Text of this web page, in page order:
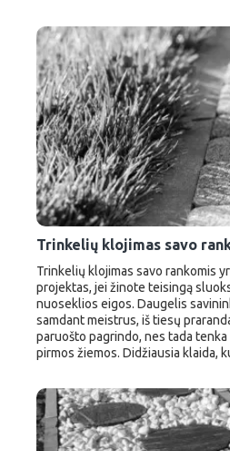
Trinkelių klojimas savo rankomis
projektas, jei žinote teisingą
nuoseklios eigos. Daugelis
samdant meistrus, iš tiesų
paruošto pagrindo, nes tada
pirmos žiemos. Didžiausia klaida,